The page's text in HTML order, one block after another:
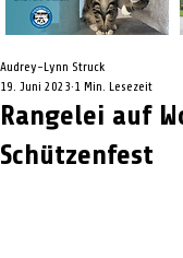
Rangelei auf
Schützenfest
Audrey-Lynn Struck
19. Juni 2023 1 Min. Lesezeit